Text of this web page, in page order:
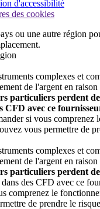
d'accessibilité
des cookies
ou une autre région
complexes et
de l'argent en
particuliers perdent
CFD avec ce
si vous comprenez
vous permettre de
complexes et
de l'argent en
particuliers perdent
des CFD avec ce
comprenez le
de prendre le